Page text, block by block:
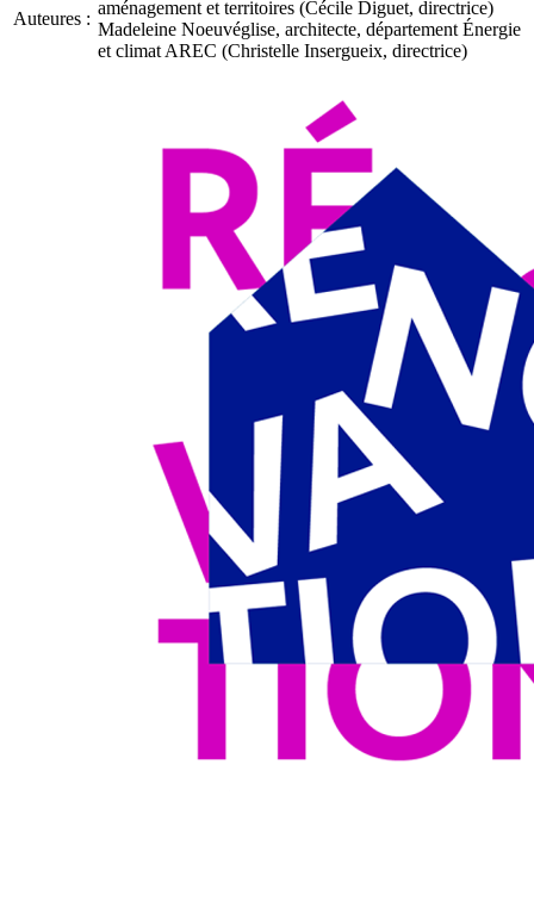
Auteures :
aménagement et territoires (Cécile Diguet, directrice)
Madeleine Noeuvéglise, architecte, département Énergie
et climat AREC (Christelle Insergueix, directrice)